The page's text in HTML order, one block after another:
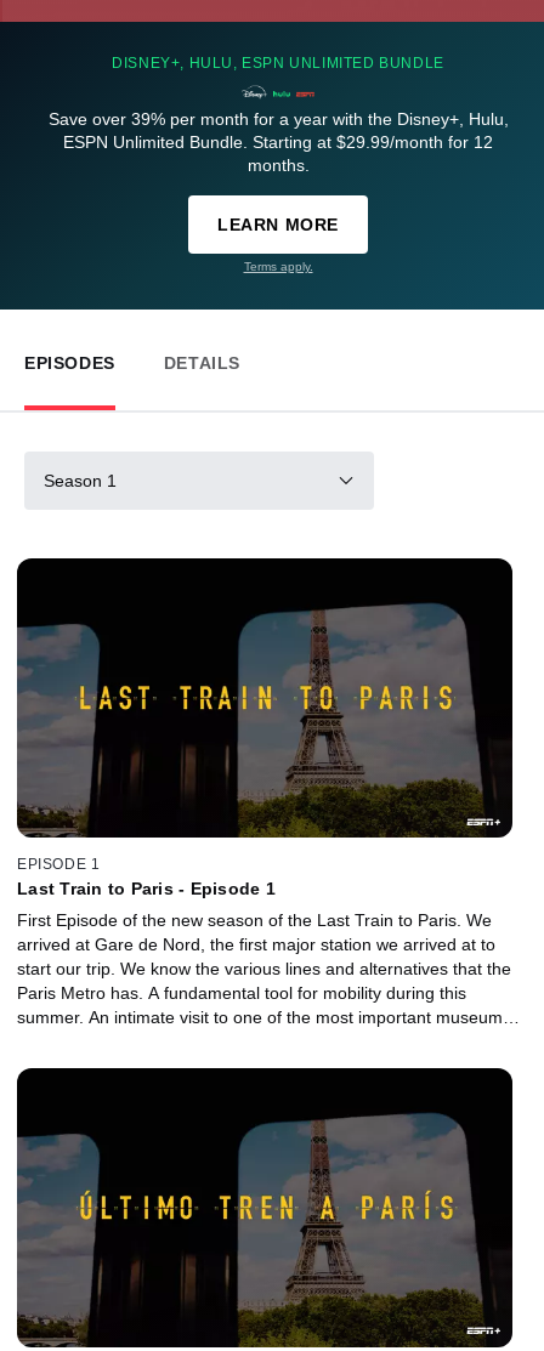
DISNEY+, HULU, ESPN UNLIMITED BUNDLE
Save over 39% per month for a year with the Disney+, Hulu,
ESPN Unlimited Bundle. Starting at $29.99/month for 12
months.
LEARN MORE
Terms apply.
EPISODES DETAILS
Season 1
EPISODE 1
Last Train to Paris - Episode 1
First Episode of the new season of the Last Train to Paris. We
arrived at Gare de Nord, the first major station we arrived at to
start our trip. We know the various lines and alternatives that the
Paris Metro has. A fundamental tool for mobility during this
summer. An intimate visit to one of the most important museums
guide who will tell us some secrets.